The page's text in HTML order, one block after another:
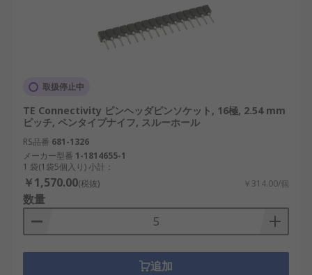
取扱停止中
TE Connectivity ピンヘッダピンソケット, 16極, 2.54 mm
ピッチ, ペンタイプナイフ, スルーホール
RS品番 681-1326
メーカー型番 1-1814655-1
1 袋(1袋5個入り) 小計：
￥1,570.00(税抜) ￥314.00/個
数量
追加